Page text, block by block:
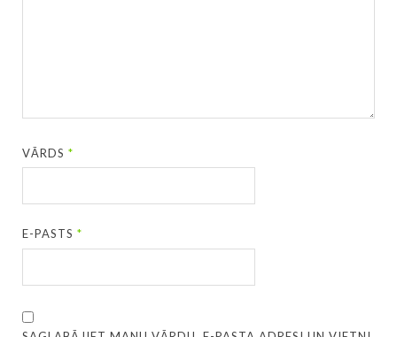
VĀRDS*
E-PASTS*